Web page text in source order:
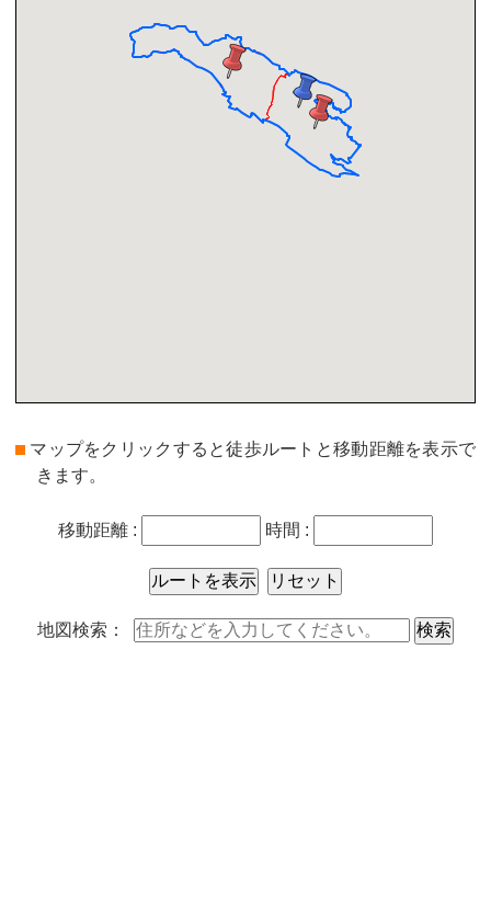
マップをクリックすると徒歩ルートと移動距離を表示で
きます。
移動距離 : 時間 :
地図検索：